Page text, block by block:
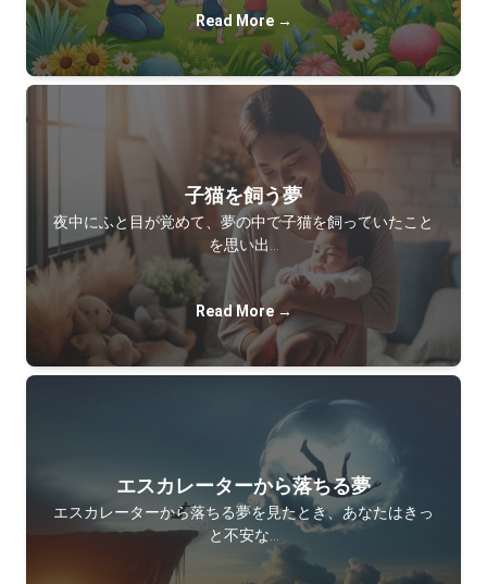
Read More →
子猫を飼う夢
夜中にふと目が覚めて、夢の中で子猫を飼っていたこと
を思い出…
Read More →
エスカレーターから落ちる夢
エスカレーターから落ちる夢を見たとき、あなたはきっ
と不安な…